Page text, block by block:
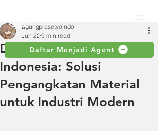
Daftar Menjadi Agent
Distributor Hoist Crane
Indonesia: Solusi
Pengangkatan Material
untuk Industri Modern
agungprasetyoindo
Jun 22 9 min read